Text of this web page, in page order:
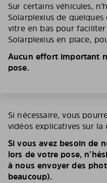
Sur certains véhicules,
Solarplexius de
vitre en bas pour
Solarplexius en place,
Aucun effort important
pose.
Si nécessaire, vous
vidéos explicatives sur
Si vous avez besoin de
lors de votre pose,
à nous envoyer des
beaucoup).